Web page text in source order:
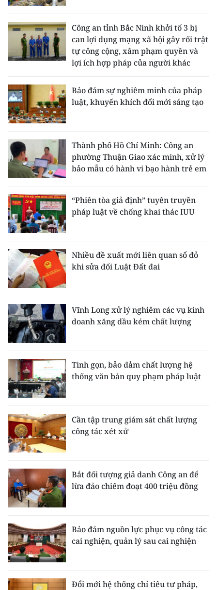
Công an tỉnh Bắc Ninh khởi tố 3 bị
can lợi dụng mạng xã hội gây rối trật
tự công cộng, xâm phạm quyền và
lợi ích hợp pháp của người khác
Bảo đảm sự nghiêm minh của pháp
luật, khuyến khích đổi mới sáng tạo
Thành phố Hồ Chí Minh: Công an
phường Thuận Giao xác minh, xử lý
bảo mẫu có hành vi bạo hành trẻ em
“Phiên tòa giả định” tuyên truyền
pháp luật về chống khai thác IUU
Nhiều đề xuất mới liên quan sổ đỏ
khi sửa đổi Luật Đất đai
Vĩnh Long xử lý nghiêm các vụ kinh
doanh xăng dầu kém chất lượng
Tinh gọn, bảo đảm chất lượng hệ
thống văn bản quy phạm pháp luật
Cần tập trung giám sát chất lượng
công tác xét xử
Bắt đối tượng giả danh Công an để
lừa đảo chiếm đoạt 400 triệu đồng
Bảo đảm nguồn lực phục vụ công tác
cai nghiện, quản lý sau cai nghiện
Đổi mới hệ thống chỉ tiêu tư pháp,